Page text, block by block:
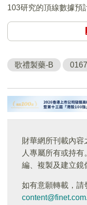
103研究的頂線數據預
歌禮製藥-B
財華網所刊載內容
人專屬所有或持
編、複製及建立鏡
如有意願轉載，請